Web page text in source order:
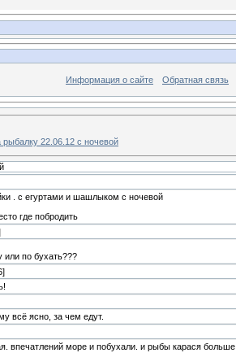
Информация о сайте Обратная связь
рыбалку 22.06.12 с ночевой
. с егуртами и шашлыком с ночевой
где побродить
или по бухать???
всё ясно, за чем едут.
впечатлений море и побухали. и рыбы карася